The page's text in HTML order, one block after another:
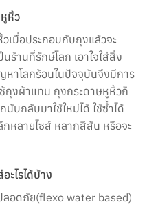
หิ้ว
เมื่อประกอบกับถุงแล้วจะ
ร้านที่รักษ์โลก เอาใจใส่สิ่ง
าโลกร้อนในปัจจุบันจึงมีการ
ถุงผ้าแทน ถุงกระดาษหูหิ้วก็
บกลับมาใช้ใหม่ได้ ใช้ซ้ำได้
กหลายไซส์ หลากสีสัน หรือจะ
ะไรได้บ้าง
ลอดภัย(flexo water based)